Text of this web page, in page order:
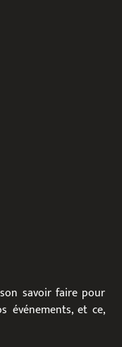
savoir faire pour
événements, et ce,